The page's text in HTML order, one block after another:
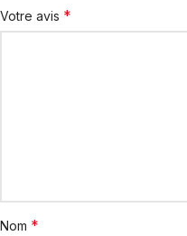
Votre avis *
Nom *